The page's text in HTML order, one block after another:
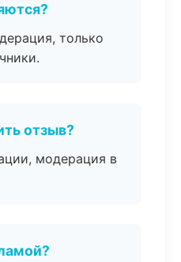
только
отзыв?
модерация в